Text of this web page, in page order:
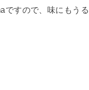
ですので、味にもうる